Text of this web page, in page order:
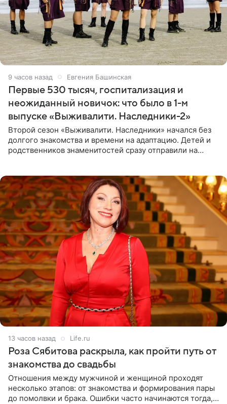
9 часов назад Евгения Башинская
Первые 530 тысяч, госпитализация и
неожиданный новичок: что было в 1-м
выпуске «Выживалити. Наследники-2»
Второй сезон «Выживалити. Наследники» начался без
долгого знакомства и времени на адаптацию. Детей и
родственников знаменитостей сразу отправили на
13 часов назад Life.ru
Роза Сябитова раскрыла, как пройти путь от
знакомства до свадьбы
Отношения между мужчиной и женщиной проходят
несколько этапов: от знакомства и формирования пары
до помолвки и брака. Ошибки часто начинаются тогда,